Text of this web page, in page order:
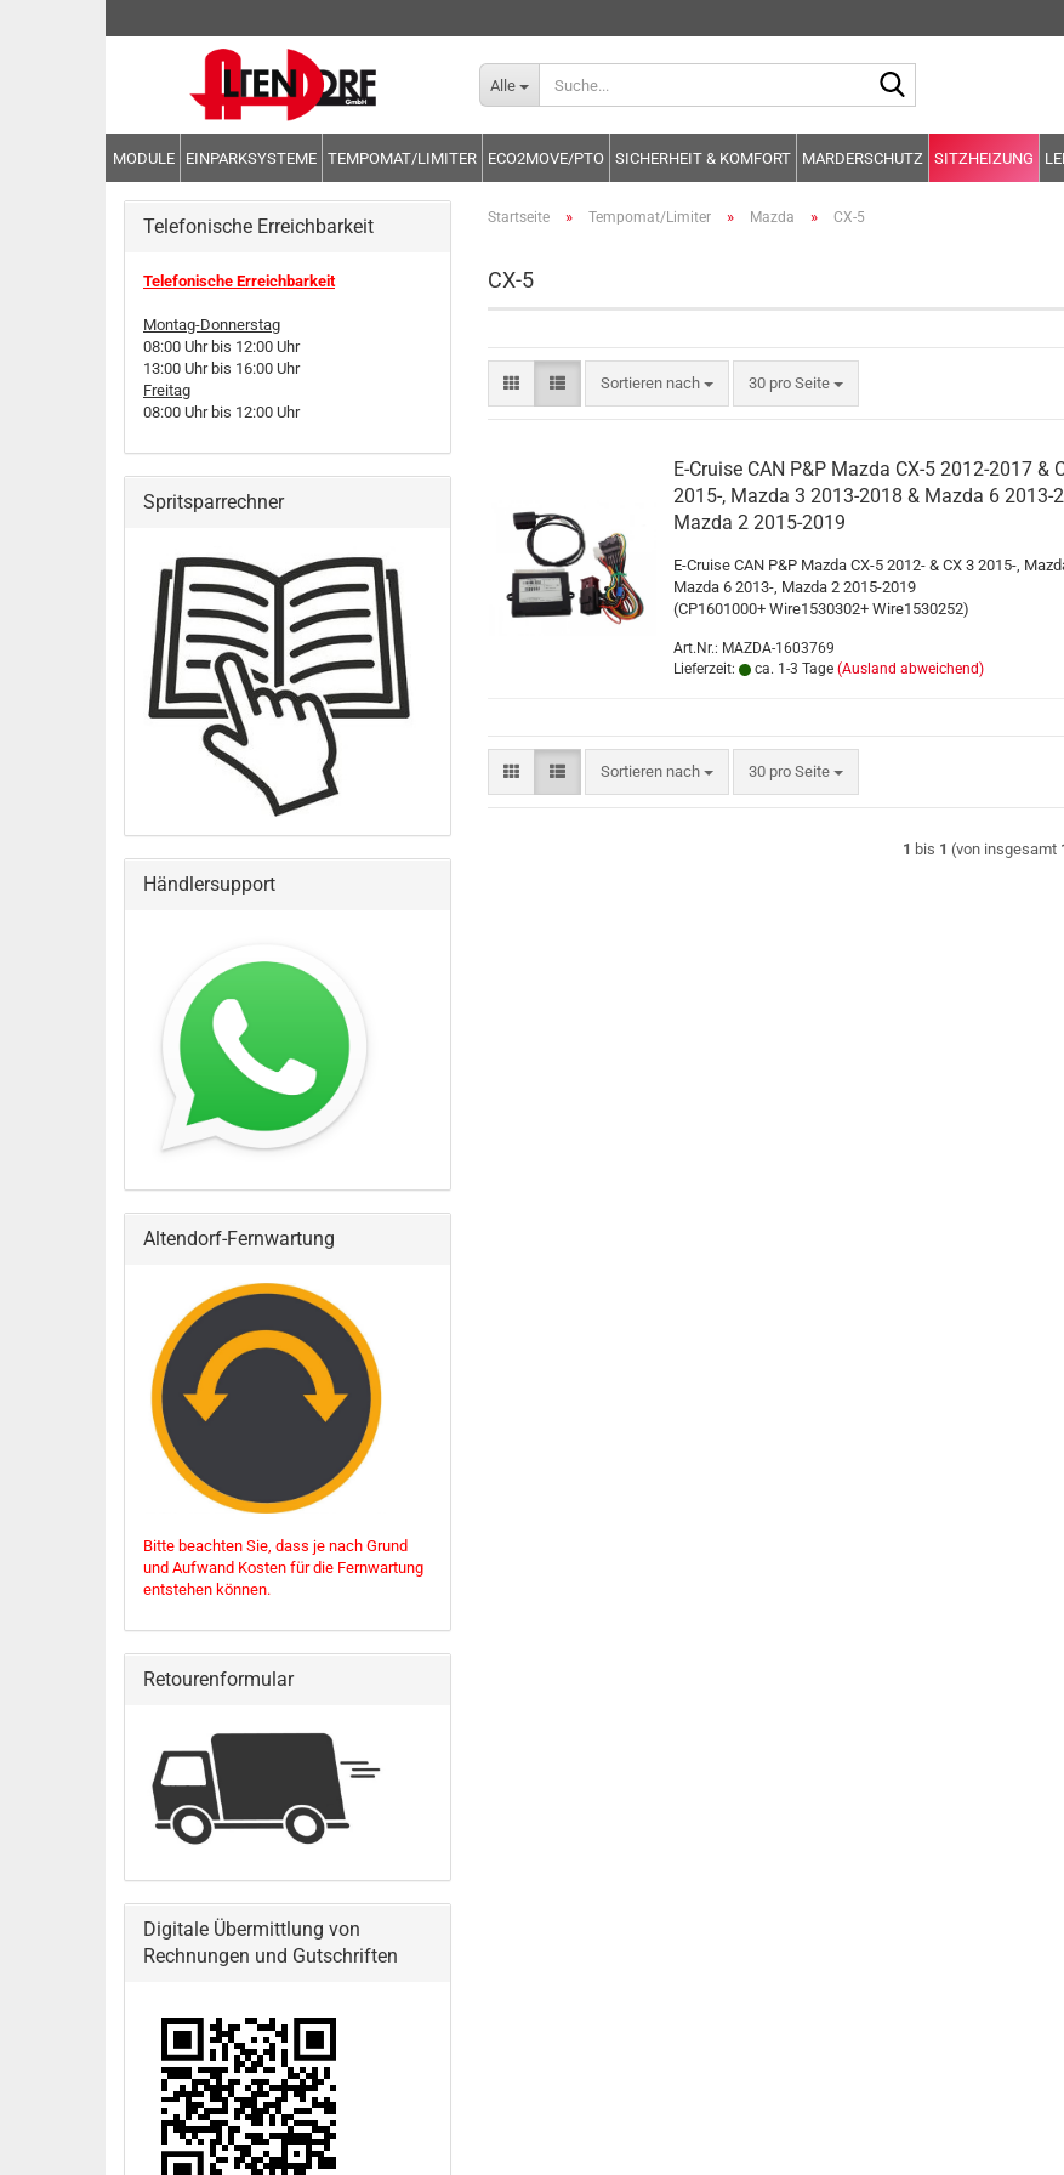
Alle
MODULE EINPARKSYSTEME TEMPOMAT/LIMITER ECO2MOVE/PTO SICHERHEIT & KOMFORT MARDERSCHUTZ SITZHEIZUNG
Startseite » Tempomat/Limiter » Mazda » CX-5
CX-5
Sortieren nach
Sortieren nach 30 pro Seite
pro Seite
E-Cruise CAN P&P Mazda CX-5 2012-2017 &
2015-, Mazda 3 2013-2018 & Mazda 6 2013-
Mazda 2 2015-2019
E-Cruise CAN P&P Mazda CX-5 2012- & CX 3 2015-,
Mazda 6 2013-, Mazda 2 2015-2019
(CP1601000+ Wire1530302+ Wire1530252)
Art.Nr.: MAZDA-1603769
Lieferzeit:
ca. 1-3 Tage (Ausland abweichend)
Sortieren nach
Sortieren nach 30 pro Seite
pro Seite
1 bis 1 (von insgesamt
Telefonische Erreichbarkeit
Telefonische Erreichbarkeit
Montag-Donnerstag
08:00 Uhr bis 12:00 Uhr
13:00 Uhr bis 16:00 Uhr
Freitag
08:00 Uhr bis 12:00 Uhr
Spritsparrechner
Händlersupport
Altendorf-Fernwartung
Bitte beachten Sie, dass je nach Grund
und Aufwand Kosten für die Fernwartung
entstehen können.
Retourenformular
Digitale Übermittlung von
Rechnungen und Gutschriften